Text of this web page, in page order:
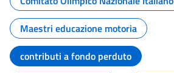
Maestri educazione motoria
contributi a fondo perduto